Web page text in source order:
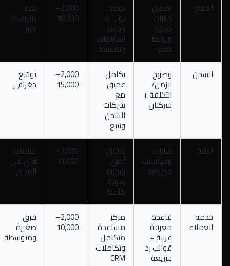
الدفع تفعيل
خيارات
محلية
وروابط
دفع
توحيد
بوابات
ودعم
اشتراكات
وتقسيط
2,000–
18,000
نمو
متوسّط/
كبير
الشحن وضوح
الزمن/
التكلفة +
شركتان
تكامل
عميق
مع
شركات
الشحن
وتتبع
2,000–
15,000
توسّع
جغرافي
الثقة شارات
وسياسات
مختصرة
تدقيق
أمني
وتجربة
هوية
كاملة
2,000–
12,000
علامات
تُبنى على
المدى
خدمة
العملاء
قاعدة
معرفة
عربية +
قوالب رد
سريعة
مركز
مساعدة
متكامل
وتكاملات
CRM
2,000–
10,000
فرق
صغيرة
ومتوسطة